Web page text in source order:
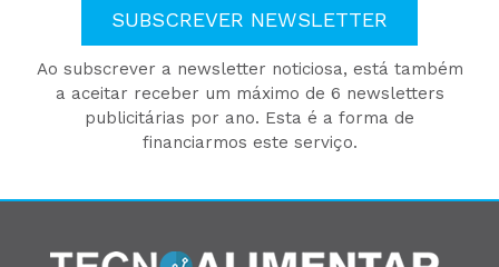
SUBSCREVER NEWSLETTER
Ao subscrever a newsletter noticiosa, está também
a aceitar receber um máximo de 6 newsletters
publicitárias por ano. Esta é a forma de
financiarmos este serviço.